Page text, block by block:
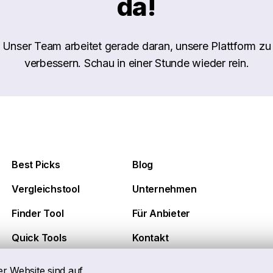
Website sind auf
da!
Unser Team arbeitet gerade daran, unsere Plattform zu
verbessern. Schau in einer Stunde wieder rein.
Best Picks
Blog
Vergleichstool
Unternehmen
Finder Tool
Für Anbieter
Quick Tools
Kontakt